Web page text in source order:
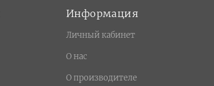
Информация
Личный кабинет
О нас
О производителе